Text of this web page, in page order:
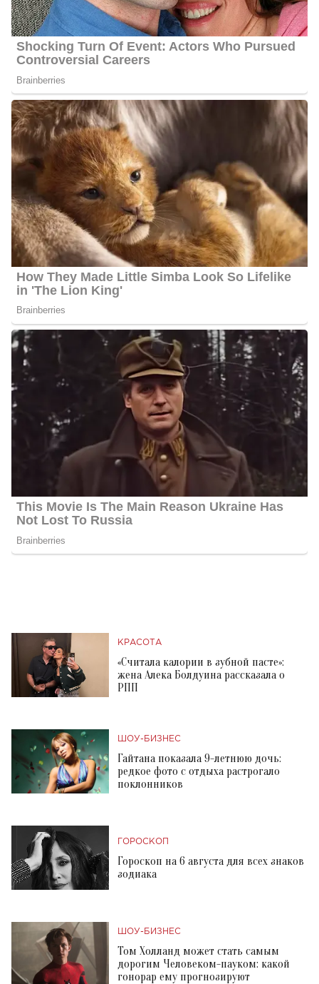
КРАСОТА
«Считала калории в зубной пасте»:
жена Алека Болдуина рассказала о
РПП
ШОУ-БИЗНЕС
Гайтана показала 9-летнюю дочь:
редкое фото с отдыха растрогало
поклонников
ГОРОСКОП
Гороскоп на 6 августа для всех знаков
зодиака
ШОУ-БИЗНЕС
Том Холланд может стать самым
дорогим Человеком-пауком: какой
гонорар ему прогнозируют